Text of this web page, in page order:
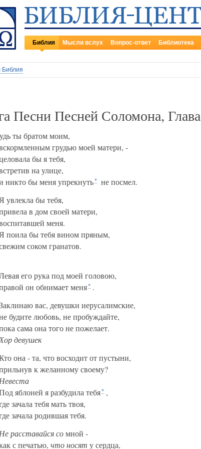
Библия Мысли вслух Вопрос-ответ Библиотека
Библия
Песни Песней Соломона, Глава
ты братом моим,
грудью моей матери, -
бы я тебя,
на улице,
никто бы меня упрекнуть* не посмел.
Я увлекла бы тебя,
в дом своей матери,
меня.
Я поила бы тебя вином пряным,
соком гранатов.
его рука под моей головою,
он обнимает меня* .
вас, девушки иерусалимские,
будите любовь, не пробуждайте,
сама она того не пожелает.
Хор девушек
она - та, что восходит от пустыни,
к желанному своему?
Невеста
яблоней я разбудила тебя* ,
зачала тебя мать твоя,
зачала родившая тебя.
Не расставайся сомной -
с печатью, что носят у сердца,